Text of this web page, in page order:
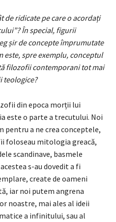
de ridicate pe care o acordați
În special, figurii
șir de concepte împrumutate
este, spre exemplu, conceptul
filozofii contemporani tot mai
teologice?
din epoca morții lui
este o parte a trecutului. Noi
pentru a ne crea conceptele,
foloseau mitologia greacă,
scandinave, basmele
s-au dovedit a fi
create de oameni
iar noi putem angrena
noastre, mai ales al ideii
a infinitului, sau al